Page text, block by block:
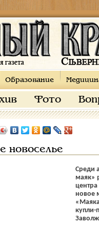
Образование
Фото
новоселье
Среди
маяк»
новое
купли-